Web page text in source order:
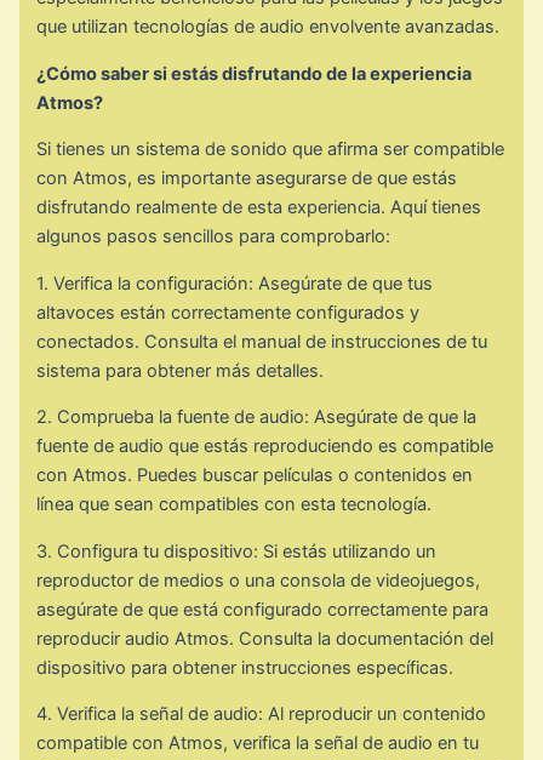
que utilizan tecnologías de audio envolvente avanzadas.
¿Cómo saber si estás disfrutando de la experiencia
Atmos?
Si tienes un sistema de sonido que afirma ser compatible
con Atmos, es importante asegurarse de que estás
disfrutando realmente de esta experiencia. Aquí tienes
algunos pasos sencillos para comprobarlo:
1. Verifica la configuración: Asegúrate de que tus
altavoces están correctamente configurados y
conectados. Consulta el manual de instrucciones de tu
sistema para obtener más detalles.
2. Comprueba la fuente de audio: Asegúrate de que la
fuente de audio que estás reproduciendo es compatible
con Atmos. Puedes buscar películas o contenidos en
línea que sean compatibles con esta tecnología.
3. Configura tu dispositivo: Si estás utilizando un
reproductor de medios o una consola de videojuegos,
asegúrate de que está configurado correctamente para
reproducir audio Atmos. Consulta la documentación del
dispositivo para obtener instrucciones específicas.
4. Verifica la señal de audio: Al reproducir un contenido
compatible con Atmos, verifica la señal de audio en tu